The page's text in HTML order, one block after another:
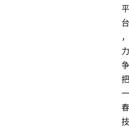
平
台
，
力
争
把
一
春
技